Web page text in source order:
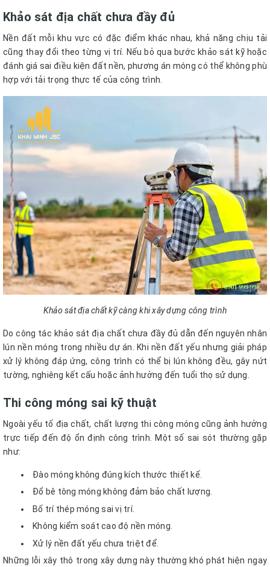
Khảo sát địa chất chưa đầy đủ
Nền đất mỗi khu vực có đặc điểm khác nhau, khả năng chịu tải
cũng thay đổi theo từng vị trí. Nếu bỏ qua bước khảo sát kỹ hoặc
đánh giá sai điều kiện đất nền, phương án móng có thể không phù
hợp với tải trọng thực tế của công trình.
Khảo sát địa chất kỹ càng khi xây dựng công trình
Do công tác khảo sát địa chất chưa đầy đủ dẫn đến nguyên nhân
lún nền móng trong nhiều dự án. Khi nền đất yếu nhưng giải pháp
xử lý không đáp ứng, công trình có thể bị lún không đều, gây nứt
tường, nghiêng kết cấu hoặc ảnh hưởng đến tuổi thọ sử dụng.
Thi công móng sai kỹ thuật
Ngoài yếu tố địa chất, chất lượng thi công móng cũng ảnh hưởng
trực tiếp đến độ ổn định công trình. Một số sai sót thường gặp
như:
Đào móng không đúng kích thước thiết kế.
Đổ bê tông móng không đảm bảo chất lượng.
Bố trí thép móng sai vị trí.
Không kiểm soát cao độ nền móng.
Xử lý nền đất yếu chưa triệt để.
Những lỗi xây thô trong xây dựng này thường khó phát hiện ngay